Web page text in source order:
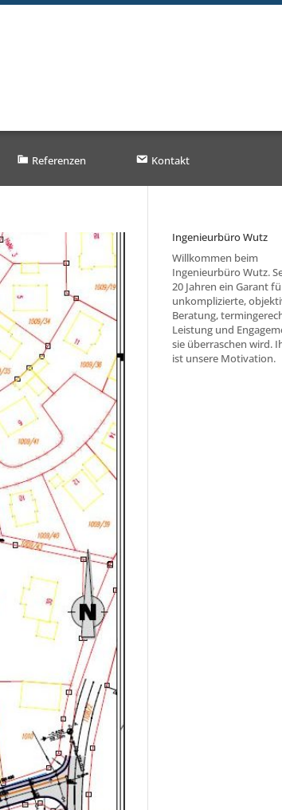
Referenzen Kontakt
Ingenieurbüro Wutz
Willkommen beim
Ingenieurbüro Wutz.
20 Jahren ein Garant
unkomplizierte,
Beratung,
Leistung und
sie überraschen wird.
ist unsere Motivation.